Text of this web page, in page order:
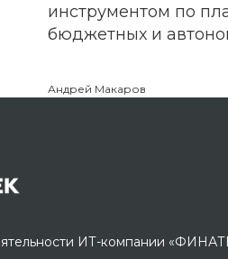
инструментом по
бюджетных и
Андрей Макаров
ИТ-компании